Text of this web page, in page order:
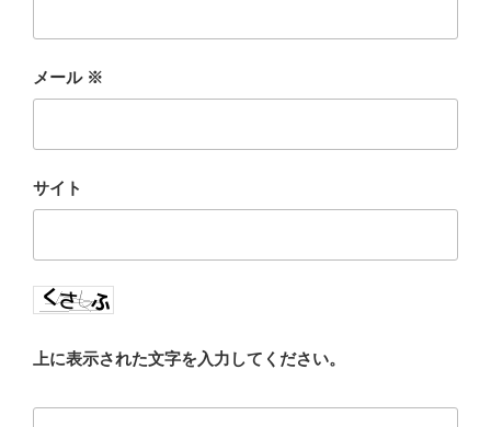
メール ※
サイト
上に表示された文字を入力してください。